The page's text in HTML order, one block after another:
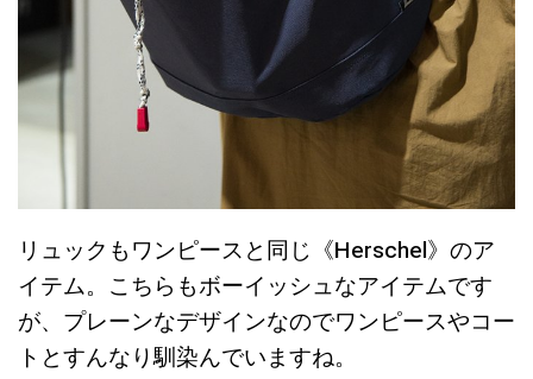
リュックもワンピースと同じ《Herschel》のア
イテム。こちらもボーイッシュなアイテムです
が、プレーンなデザインなのでワンピースやコー
トとすんなり馴染んでいますね。